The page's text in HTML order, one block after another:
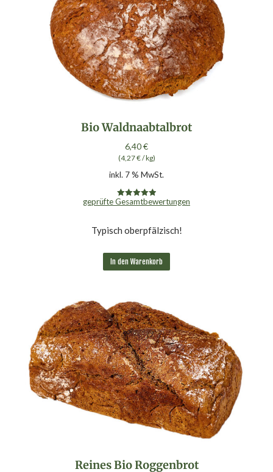
Bio Waldnaabtalbrot
6,40€
(4,27€/kg)
inkl. 7 % MwSt.
Bewertet mit
geprüfte Gesamtbewertungen
Typisch oberpfälzisch!
In den Warenkorb
Reines Bio Roggenbrot